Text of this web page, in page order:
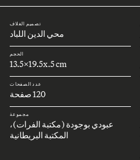
تصميم الغلاف
محي الدين اللباد
الحجم
13.5x19.5x.5 cm
عدد الصفحات
120 صفحة
مجموعة
عبودي بوجودة (مكتبة الفرات)،
المكتبة البريطانية